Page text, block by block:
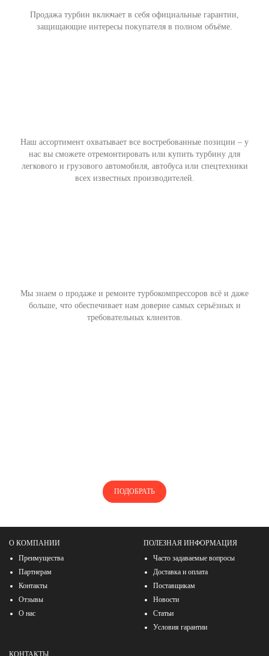
Продажа турбин включает в себя официальные гарантии,
защищающие интересы покупателя в полном объёме.
Наш ассортимент охватывает все востребованные позиции – у
нас вы сможете отремонтировать или купить турбину для
легкового и грузового автомобиля, автобуса или спецтехники
всех известных производителей.
Мы знаем о продаже и ремонте турбокомпрессоров всё и даже
больше, что обеспечивает нам доверие самых серьёзных и
требовательных клиентов.
ПОДОБРАТЬ
О КОМПАНИИ
Преимущества
Партнерам
Контакты
Отзывы
О нас
ПОЛЕЗНАЯ ИНФОРМАЦИЯ
Часто задаваемые вопросы
Доставка и оплата
Поставщикам
Новости
Статьи
Условия гарантии
КОНТАКТЫ